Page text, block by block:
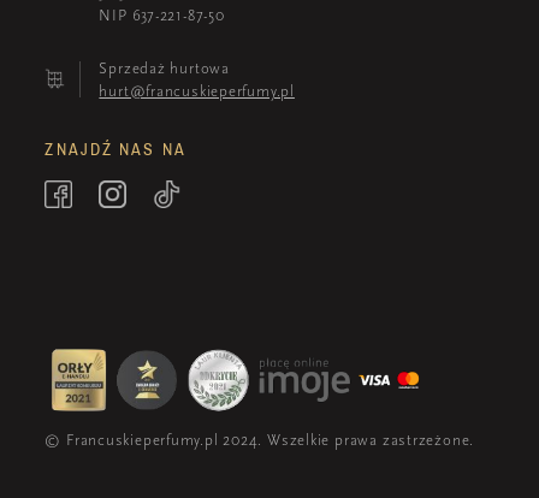
NIP 637-221-87-50
Sprzedaż hurtowa
hurt@francuskieperfumy.pl
ZNAJDŹ NAS NA
© Francuskieperfumy.pl 2024. Wszelkie prawa zastrzeżone.